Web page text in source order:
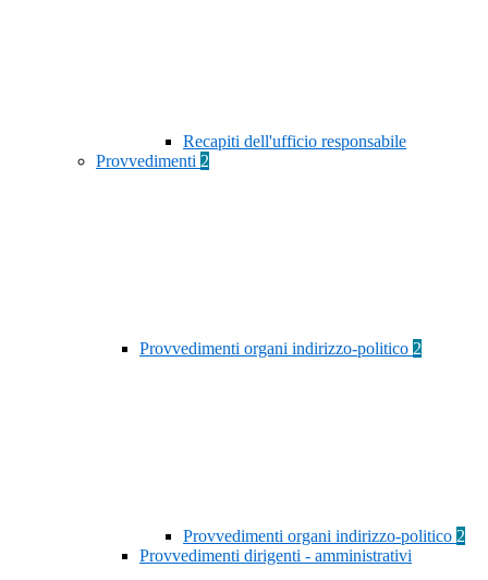
Recapiti dell'ufficio responsabile
Provvedimenti 2
Provvedimenti organi indirizzo-politico 2
Provvedimenti organi indirizzo-politico 2
Provvedimenti dirigenti - amministrativi